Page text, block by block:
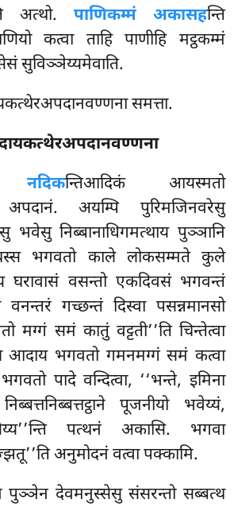
अत्थो. पाणिकम्मं अकासहन्ति
कत्वा ताहि पाणीहि मट्ठकम्मं
सुविञ्ञेय्यमेवाति.
समत्ता.
नदिकन्तिआदिकं आयस्मतो
अपदानं. अयम्पि पुरिमजिनवरेसु
भवेसु निब्बानाधिगमत्थाय पुञ्ञानि
भगवतो काले लोकसम्मते कुले
घरावासं वसन्तो एकदिवसं भगवन्तं
वनन्तरं गच्छन्तं दिस्वा पसन्नमानसो
मग्गं समं कातुं वट्टती’’ति चिन्तेत्वा
आदाय भगवतो गमनमग्गं समं कत्वा
पादे वन्दित्वा, ‘‘भन्ते, इमिना
पूजनीयो भवेय्यं,
पत्थनं अकासि. भगवा
अनुमोदनं वत्वा पक्कामि.
पुञ्ञेन देवमनुस्सेसु संसरन्तो सब्बत्थ